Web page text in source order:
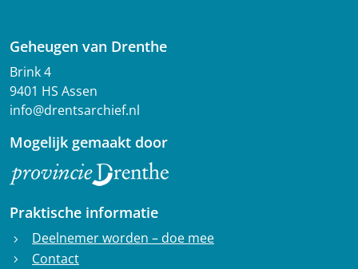
Geheugen van Drenthe
Brink 4
9401 HS Assen
info@drentsarchief.nl
Mogelijk gemaakt door
Praktische informatie
chevron_right Deelnemer worden – doe mee
chevron_right Contact